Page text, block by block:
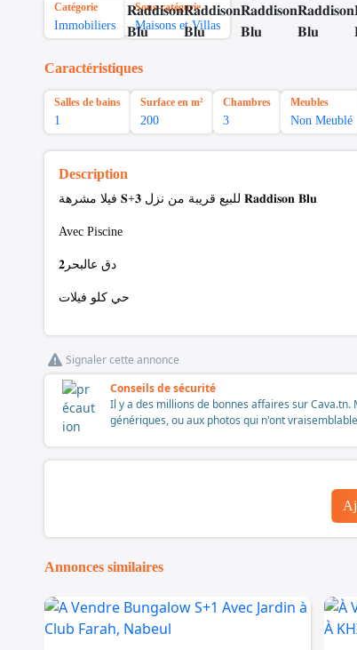
Catégorie
Immobiliers
Sous-catégorie
Maisons et Villas
Caractéristiques
Salles de bains
1
Surface en m²
200
Chambres
3
Meubles
Non Meublé
Description
فيلا مشرهة 𝐒+𝟑 للبيع قريبة من نزل 𝐑𝐚𝐝𝐝𝐢𝐬𝐨𝐧 𝐁𝐥𝐮
Avec Piscine
حي كلو فيلات
Signaler cette annonce
Conseils de sécurité
Il y a des millions de bonnes affaires sur
génériques, ou aux photos qui n'ont
Annonces similaires